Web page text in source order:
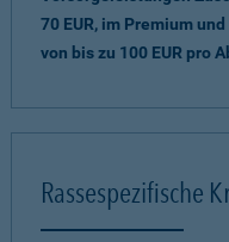
70 EUR, im Premium
von bis zu 100 EUR pro
Rassespezifische